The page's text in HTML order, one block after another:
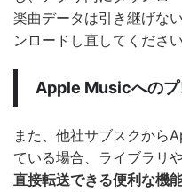
楽曲データは引き継げな
ンロードし直してください
Apple Musicへのプ
また、他社サブスクから
ている場合、ライブラリ
直接転送できる便利な機